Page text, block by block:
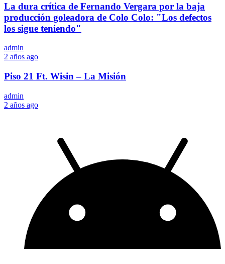
La dura crítica de Fernando Vergara por la baja
producción goleadora de Colo Colo: "Los defectos
los sigue teniendo"
admin
2 años ago
Piso 21 Ft. Wisin – La Misión
admin
2 años ago